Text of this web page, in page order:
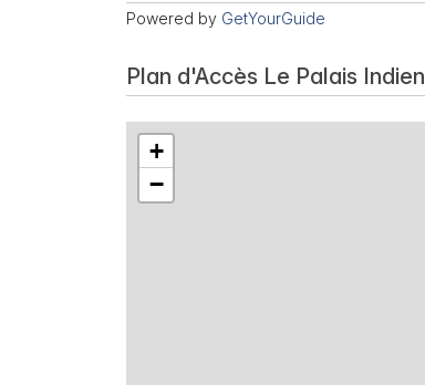
Powered by GetYourGuide
Plan d'Accès Le Palais Indien
+
−